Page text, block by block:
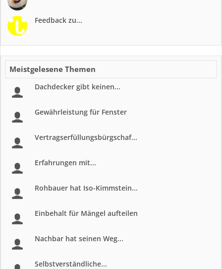
Feedback zu...
Meistgelesene Themen
Dachdecker gibt keinen...
Gewährleistung für Fenster
Vertragserfüllungsbürgschaf...
Erfahrungen mit...
Rohbauer hat Iso-Kimmstein...
Einbehalt für Mängel aufteilen
Nachbar hat seinen Weg...
Selbstverständliche...